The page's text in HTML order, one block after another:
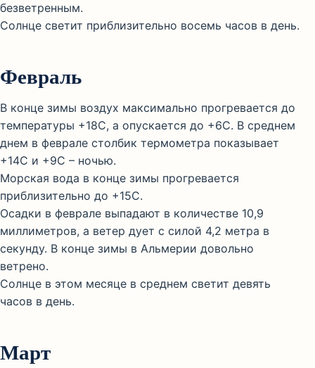
безветренным.
Солнце светит приблизительно восемь часов в день.
Февраль
В конце зимы воздух максимально прогревается до
температуры +18С, а опускается до +6С. В среднем
днем в феврале столбик термометра показывает
+14С и +9С – ночью.
Морская вода в конце зимы прогревается
приблизительно до +15С.
Осадки в феврале выпадают в количестве 10,9
миллиметров, а ветер дует с силой 4,2 метра в
секунду. В конце зимы в Альмерии довольно
ветрено.
Солнце в этом месяце в среднем светит девять
часов в день.
Март